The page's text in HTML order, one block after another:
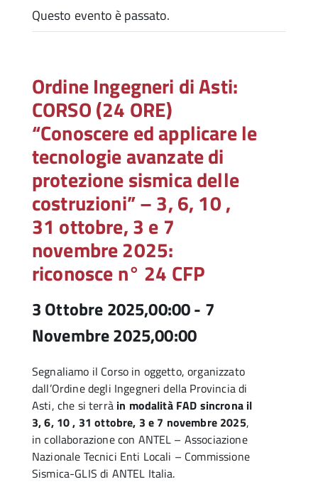
Questo evento è passato.
Ordine Ingegneri di Asti:
CORSO (24 ORE)
“Conoscere ed applicare le
tecnologie avanzate di
protezione sismica delle
costruzioni” – 3, 6, 10 ,
31 ottobre, 3 e 7
novembre 2025:
riconosce n° 24 CFP
3 Ottobre 2025,00:00- 7
Novembre 2025,00:00
Segnaliamo il Corso in oggetto, organizzato
dall’Ordine degli Ingegneri della Provincia di
Asti, che si terrà in modalità FAD sincrona il
3, 6, 10 , 31 ottobre, 3 e 7 novembre 2025,
in collaborazione con ANTEL – Associazione
Nazionale Tecnici Enti Locali – Commissione
Sismica-GLIS di ANTEL Italia.